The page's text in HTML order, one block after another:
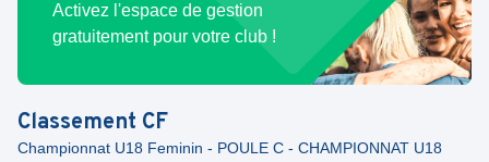
Activez l'espace de gestion
gratuitement pour votre club !
Classement CF
Championnat U18 Feminin - POULE C - CHAMPIONNAT U18